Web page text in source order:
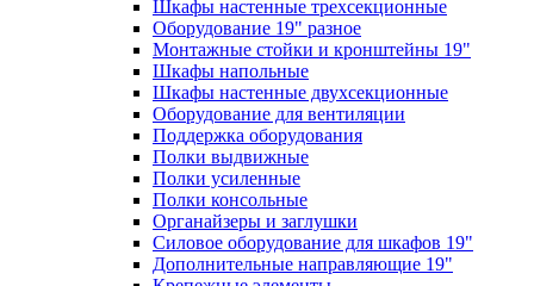
Шкафы настенные трехсекционные
Оборудование 19" разное
Монтажные стойки и кронштейны 19"
Шкафы напольные
Шкафы настенные двухсекционные
Оборудование для вентиляции
Поддержка оборудования
Полки выдвижные
Полки усиленные
Полки консольные
Органайзеры и заглушки
Силовое оборудование для шкафов 19"
Дополнительные направляющие 19"